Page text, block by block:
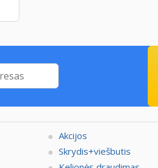
Akcijos
Skrydis+viešbutis